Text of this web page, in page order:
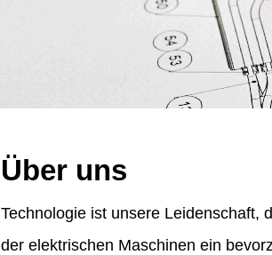
Über uns
Technologie ist unsere Leidenschaft,
der elektrischen Maschinen ein